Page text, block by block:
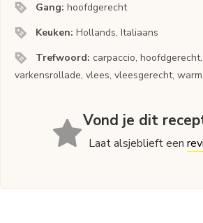
Gang:hoofdgerecht
Keuken:Hollands, Italiaans
Trefwoord: carpaccio,
varkensrollade, vlees, vleesgerecht,
Vond je dit
Laat alsjeblieft een